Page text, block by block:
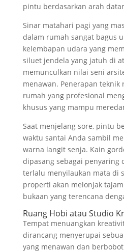
pintu berdasarkan arah
Sinar matahari pagi yang
dalam rumah sangat bagus
kelembapan udara yang
siluet jendela yang jatuh di
memunculkan nilai seni
menawan. Penerapan teknik
rumah yang profesional
khusus yang mampu
Saat menjelang sore, pintu
waktu santai Anda sambil
warna langit senja. Kain
dipasang sebagai penyaring
terlalu menyilaukan mata di
properti akan melonjak
bukaan yang terencana
Ruang Hobi atau Studio
Tempat menuangkan
dirancang menyerupai
yang menawan dan